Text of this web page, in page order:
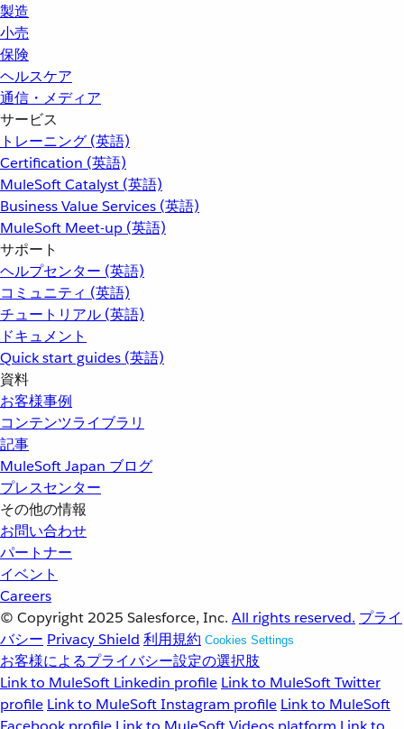
製造
小売
保険
ヘルスケア
通信・メディア
サービス
トレーニング (英語)
Certification (英語)
MuleSoft Catalyst (英語)
Business Value Services (英語)
MuleSoft Meet-up (英語)
サポート
ヘルプセンター (英語)
コミュニティ (英語)
チュートリアル (英語)
ドキュメント
Quick start guides (英語)
資料
お客様事例
コンテンツライブラリ
記事
MuleSoft Japan ブログ
プレスセンター
その他の情報
お問い合わせ
パートナー
イベント
Careers
© Copyright 2025 Salesforce, Inc. All rights reserved. プライ
バシー Privacy Shield 利用規約 Cookies Settings
お客様によるプライバシー設定の選択肢
Link to MuleSoft Linkedin profile Link to MuleSoft Twitter
profile Link to MuleSoft Instagram profile Link to MuleSoft